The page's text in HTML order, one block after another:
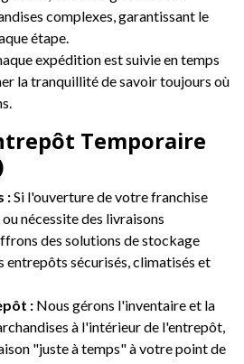
complexes, garantissant le
étape.
expédition est suivie en temps
la tranquillité de savoir toujours où
Temporaire
:Si l'ouverture de votre franchise
nécessite des livraisons
des solutions de stockage
entrepôts sécurisés, climatisés et
: Nous gérons l'inventaire et la
à l'intérieur de l'entrepôt,
"juste à temps" à votre point de